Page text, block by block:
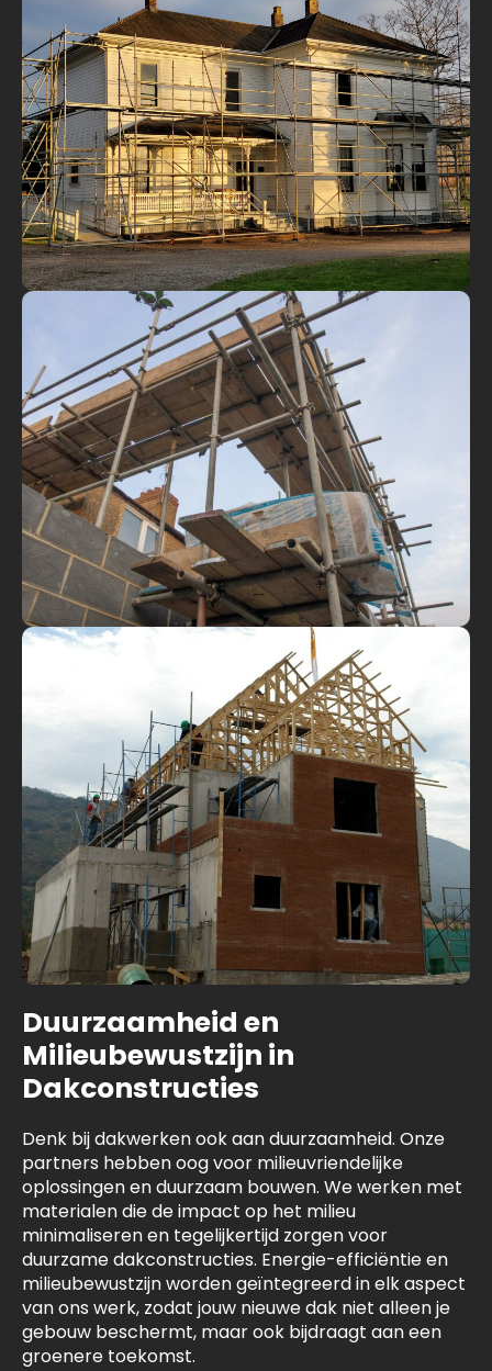
Duurzaamheid en
Milieubewustzijn in
Dakconstructies
Denk bij dakwerken ook aan duurzaamheid. Onze
partners hebben oog voor milieuvriendelijke
oplossingen en duurzaam bouwen. We werken met
materialen die de impact op het milieu
minimaliseren en tegelijkertijd zorgen voor
duurzame dakconstructies. Energie-efficiëntie en
milieubewustzijn worden geïntegreerd in elk aspect
van ons werk, zodat jouw nieuwe dak niet alleen je
gebouw beschermt, maar ook bijdraagt aan een
groenere toekomst.